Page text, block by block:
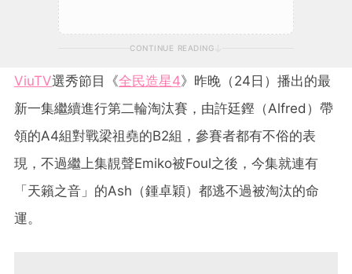
CONTINUE READING
ViuTV選秀節目《全民造星4》昨晚（24日）播出的最
新一集繼續進行第二輪淘汰賽，由許廷鏗（Alfred）帶
領的A4組對戰梁祖堯的B2組，參賽者都有不俗的表
現，不過繼上集靚聲Emiko被Foul之後，今集就連有
「天籟之音」的Ash（鍾卓穎）都逃不過被淘汰的命
運。